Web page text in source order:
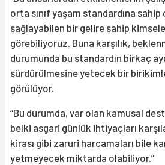
orta sınıf yaşam standardına sahip
sağlayabilen bir gelire sahip
görebiliyoruz. Buna karşılık,
durumunda bu standardın birkaç
sürdürülmesine yetecek bir
görülüyor.
“Bu durumda, var olan kamusal
belki asgari günlük ihtiyaçları
kirası gibi zaruri harcamaları bile
yetmeyecek miktarda olabiliyor.”